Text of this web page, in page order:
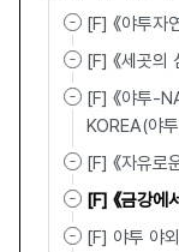
[F] 《야투자
[F] 《세곳의
[F] 《야투-
KOREA(야
[F] 《자유로
[F] 《금강에
[F] 야투 야